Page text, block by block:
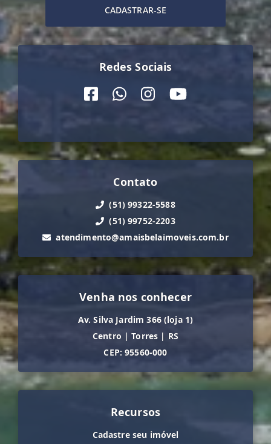
CADASTRAR-SE
Redes Sociais
Contato
(51) 99322-5588
(51) 99752-2203
atendimento@amaisbelaimoveis.com.br
Venha nos conhecer
Av. Silva Jardim 366 (loja 1)
Centro | Torres | RS
CEP: 95560-000
Recursos
Cadastre seu imóvel